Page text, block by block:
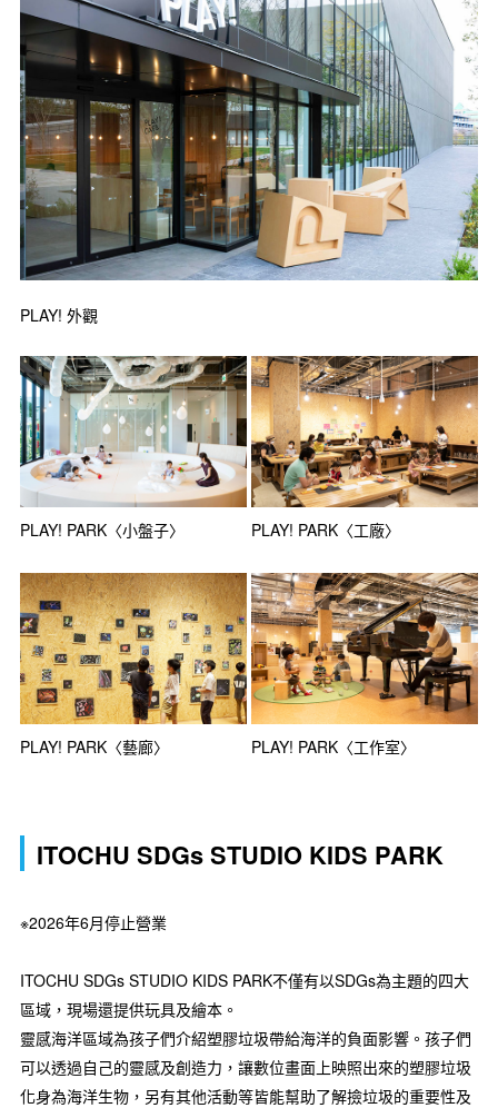
PLAY! 外觀
PLAY! PARK〈小盤子〉 PLAY! PARK〈工廠〉
PLAY! PARK〈藝廊〉 PLAY! PARK〈工作室〉
ITOCHU SDGs STUDIO KIDS PARK
※2026年6月停止營業
ITOCHU SDGs STUDIO KIDS PARK不僅有以SDGs為主題的四大
區域，現場還提供玩具及繪本。
靈感海洋區域為孩子們介紹塑膠垃圾帶給海洋的負面影響。孩子們
可以透過自己的靈感及創造力，讓數位畫面上映照出來的塑膠垃圾
化身為海洋生物，另有其他活動等皆能幫助了解撿垃圾的重要性及